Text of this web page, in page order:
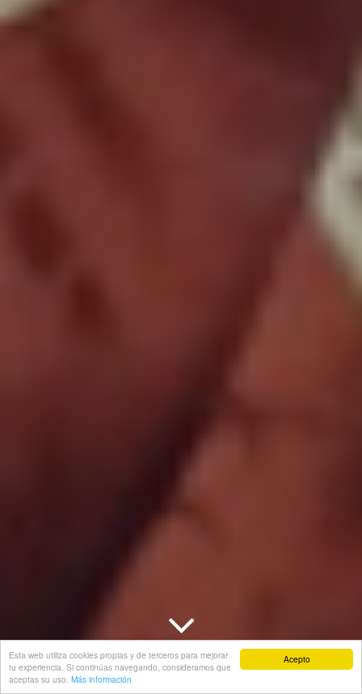
Acepto
Esta web utiliza cookies propias y de terceros para mejorar
tu experiencia. Si continúas navegando, consideramos que
aceptas su uso. Más información